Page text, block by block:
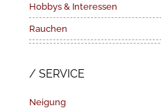
Hobbys & Interessen
Rauchen
SERVICE
Neigung